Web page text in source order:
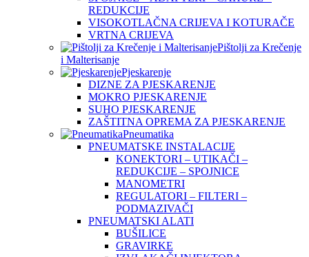
REDUKCIJE
VISOKOTLAČNA CRIJEVA I KOTURAČE
VRTNA CRIJEVA
Pištolji za Krečenje
i Malterisanje
Pjeskarenje
DIZNE ZA PJESKARENJE
MOKRO PJESKARENJE
SUHO PJESKARENJE
ZAŠTITNA OPREMA ZA PJESKARENJE
Pneumatika
PNEUMATSKE INSTALACIJE
KONEKTORI – UTIKAČI –
REDUKCIJE – SPOJNICE
MANOMETRI
REGULATORI – FILTERI –
PODMAZIVAČI
PNEUMATSKI ALATI
BUŠILICE
GRAVIRKE